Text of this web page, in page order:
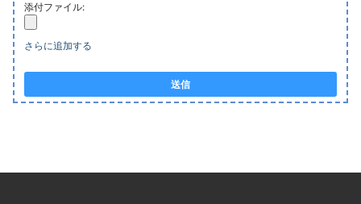
添付ファイル:
さらに追加する
送信